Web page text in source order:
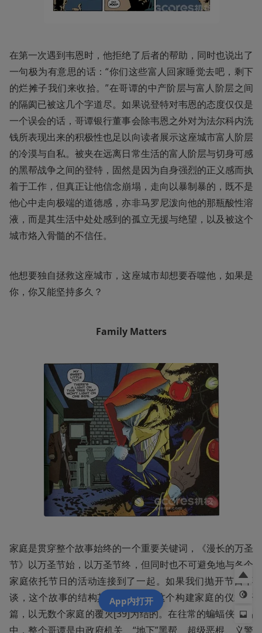
在第一次遇到韦恩时，他拒绝了后者的帮助，同时也说出了
一句极为有意思的话：“你们这些富人回家睡觉去吧，剩下
的烂摊子我们来收拾。”在哥谭的中产阶层与富人阶层之间
的隔阂已被这几个字道尽。如果说登特对韦恩的态度仅仅是
一个误会的话，哥谭银行董事会除韦恩之外对为法尔科内洗
钱所表现出来的积极性也足以向读者展示这座城市富人阶层
的冷漠与自私。被夹在远离日常生活的富人阶层与切身可感
的黑帮战争之间的登特，固然是因为自身强烈的正义感而执
着于工作，但真正让他信念崩塌，走向以暴制暴的，既不是
他心中走向极端的道德感，亦非马罗尼泼向他的那瓶酸性溶
液，而是其生活中处处感到的孤立无援与绝望，以及被这个
城市烙入骨髓的不信任。
他想要独自拯救这座城市，这座城市却想要吞噬他，如果是
你，你又能坚持多久？
Family Matters
家庭是贯穿整个故事始终的一个重要关键词，《漫长的万圣
节》以万圣节始，以万圣节终，但同时也不可避免地与各个
家庭依托节日的活动连接到了一起。如果我们抛开节日不
谈，这个故事的结构其实是以婚礼这个构建家庭的仪式开
篇，以无数个家庭的覆灭[39]为结的。在往常的蝙蝠侠作品
中，整个哥谭是由政府机关、“地下”黑帮、超级恶棍、义警
App内打开